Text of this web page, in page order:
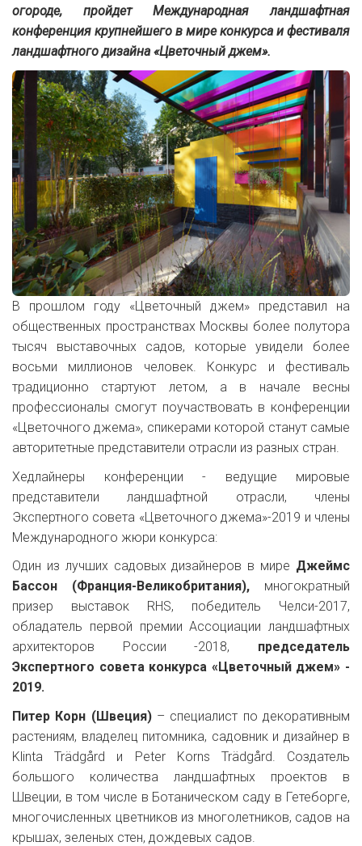
огороде, пройдет Международная ландшафтная
конференция крупнейшего в мире конкурса и фестиваля
ландшафтного дизайна «Цветочный джем».
В прошлом году «Цветочный джем» представил на
общественных пространствах Москвы более полутора
тысяч выставочных садов, которые увидели более
восьми миллионов человек. Конкурс и фестиваль
традиционно стартуют летом, а в начале весны
профессионалы смогут поучаствовать в конференции
«Цветочного джема», спикерами которой станут самые
авторитетные представители отрасли из разных стран.
Хедлайнеры конференции - ведущие мировые
представители ландшафтной отрасли, члены
Экспертного совета «Цветочного джема»-2019 и члены
Международного жюри конкурса:
Один из лучших садовых дизайнеров в мире Джеймс
Бассон (Франция-Великобритания), многократный
призер выставок RHS, победитель Челси-2017,
обладатель первой премии Ассоциации ландшафтных
архитекторов России -2018, председатель
Экспертного совета конкурса «Цветочный джем» -
2019.
Питер Корн (Швеция)– специалист по декоративным
растениям, владелец питомника, садовник и дизайнер в
Klinta Trädgård и Peter Korns Trädgård. Создатель
большого количества ландшафтных проектов в
Швеции, в том числе в Ботаническом саду в Гетеборге,
многочисленных цветников из многолетников, садов на
крышах, зеленых стен, дождевых садов.